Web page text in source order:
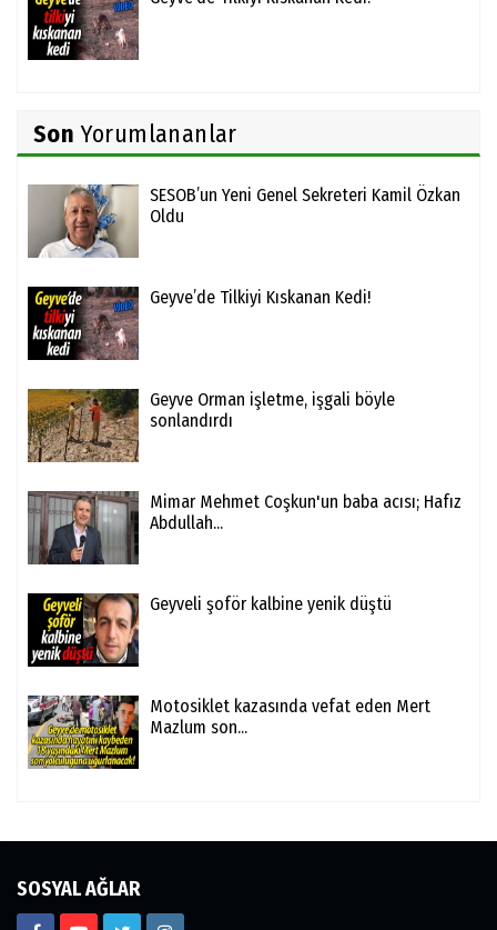
Son Yorumlananlar
SESOB’un Yeni Genel Sekreteri Kamil Özkan
Oldu
Geyve’de Tilkiyi Kıskanan Kedi!
Geyve Orman işletme, işgali böyle
sonlandırdı
Mimar Mehmet Coşkun'un baba acısı; Hafız
Abdullah...
Geyveli şoför kalbine yenik düştü
Motosiklet kazasında vefat eden Mert
Mazlum son...
SOSYAL AĞLAR